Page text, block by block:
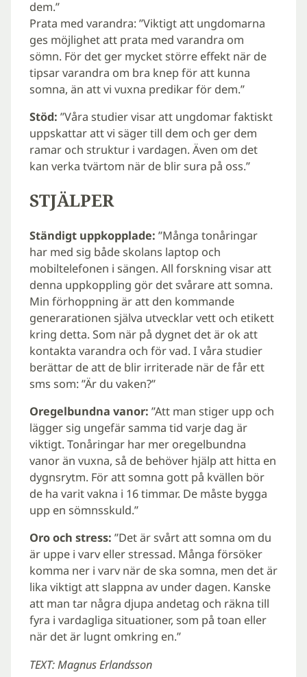
dem.”
Prata med varandra: ”Viktigt att ungdomarna
ges möjlighet att prata med varandra om
sömn. För det ger mycket större effekt när de
tipsar varandra om bra knep för att kunna
somna, än att vi vuxna predikar för dem.”
Stöd: ”Våra studier visar att ungdomar faktiskt
uppskattar att vi säger till dem och ger dem
ramar och struktur i vardagen. Även om det
kan verka tvärtom när de blir sura på oss.”
STJÄLPER
Ständigt uppkopplade: ”Många tonåringar
har med sig både skolans laptop och
mobiltelefonen i sängen. All forskning visar att
denna uppkoppling gör det svårare att somna.
Min förhoppning är att den kommande
generarationen själva utvecklar vett och etikett
kring detta. Som när på dygnet det är ok att
kontakta varandra och för vad. I våra studier
berättar de att de blir irriterade när de får ett
sms som: ”Är du vaken?”
Oregelbundna vanor: ”Att man stiger upp och
lägger sig ungefär samma tid varje dag är
viktigt. Tonåringar har mer oregelbundna
vanor än vuxna, så de behöver hjälp att hitta en
dygnsrytm. För att somna gott på kvällen bör
de ha varit vakna i 16 timmar. De måste bygga
upp en sömnsskuld.”
Oro och stress: ”Det är svårt att somna om du
är uppe i varv eller stressad. Många försöker
komma ner i varv när de ska somna, men det är
lika viktigt att slappna av under dagen. Kanske
att man tar några djupa andetag och räkna till
fyra i vardagliga situationer, som på toan eller
när det är lugnt omkring en.”
TEXT: Magnus Erlandsson